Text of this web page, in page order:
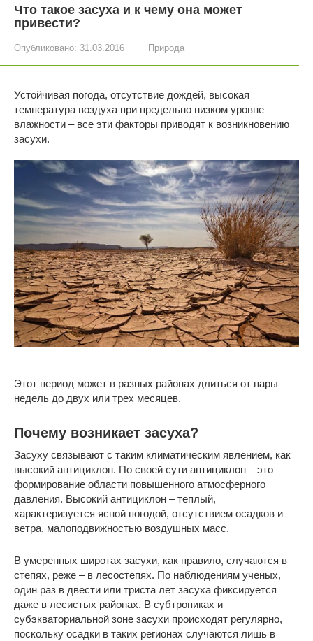
Что такое засуха и к чему она может
привести?
Опубликовано: 31.03.2016 Природа
Устойчивая погода, отсутствие дождей, высокая
температура воздуха при предельно низком уровне
влажности – все эти факторы приводят к возникновению
засухи.
Этот период может в разных районах длиться от пары
недель до двух или трех месяцев.
Почему возникает засуха?
Засуху связывают с таким климатическим явлением, как
высокий антициклон. По своей сути антициклон – это
формирование области повышенного атмосферного
давления. Высокий антициклон – теплый,
характеризуется ясной погодой, отсутствием осадков и
ветра, малоподвижностью воздушных масс.
В умеренных широтах засухи, как правило, случаются в
степях, реже – в лесостепях. По наблюдениям ученых,
один раз в двести или триста лет засуха фиксируется
даже в лесистых районах. В субтропиках и
субэкваториальной зоне засухи происходят регулярно,
поскольку осадки в таких регионах случаются лишь в